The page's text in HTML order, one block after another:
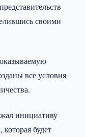
своими
все условия
инициативу
будет